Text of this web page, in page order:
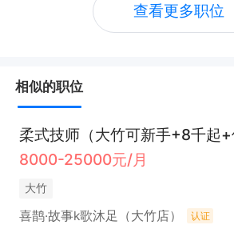
查看更多职位
相似的职位
8000-25000元/月
大竹
喜鹊·故事k歌沐足（大竹店） 认证